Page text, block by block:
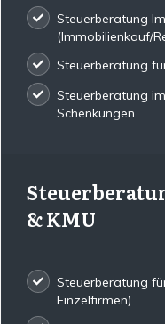
Steuerberatung
(Immobilienkauf/
Steuerberatung
Steuerberatung
Schenkungen
& KMU
Steuerberatung
Einzelfirmen)